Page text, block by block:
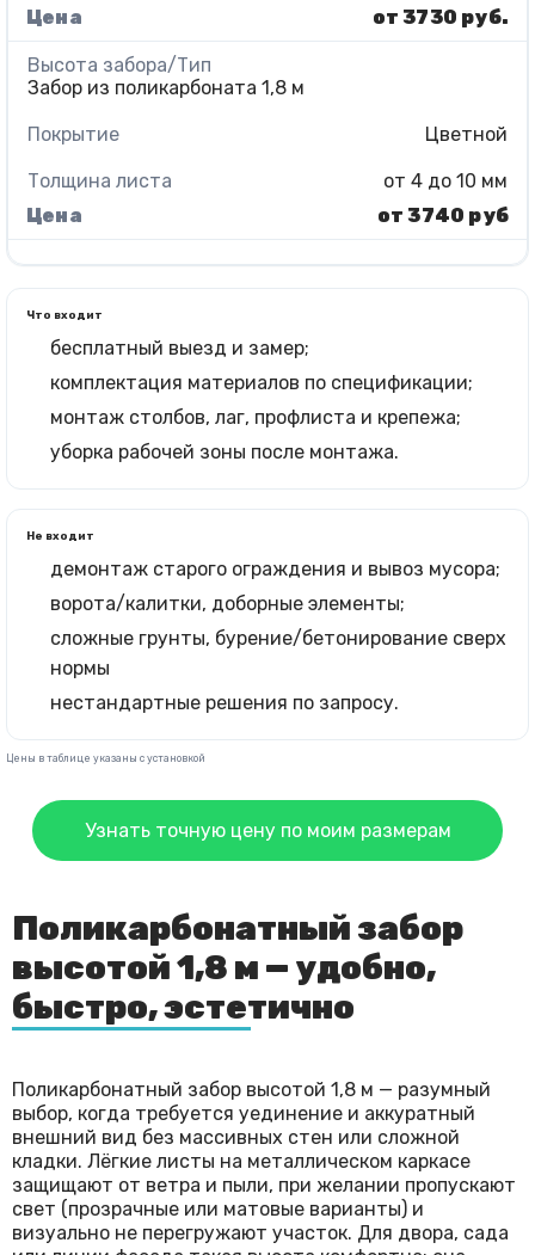
от 3730 руб.
Забор из поликарбоната 1,8 м
Цветной
от 4 до 10 мм
от 3740 руб
Что входит
бесплатный выезд и замер;
комплектация материалов по спецификации;
монтаж столбов, лаг, профлиста и крепежа;
уборка рабочей зоны после монтажа.
Не входит
демонтаж старого ограждения и вывоз мусора;
ворота/калитки, доборные элементы;
сложные грунты, бурение/бетонирование сверх
нормы
нестандартные решения по запросу.
Цены в таблице указаны с установкой
Узнать точную цену по моим размерам
Поликарбонатный забор
высотой 1,8 м — удобно,
быстро, эстетично
Поликарбонатный забор высотой 1,8 м — разумный
выбор, когда требуется уединение и аккуратный
внешний вид без массивных стен или сложной
кладки. Лёгкие листы на металлическом каркасе
защищают от ветра и пыли, при желании пропускают
свет (прозрачные или матовые варианты) и
визуально не перегружают участок. Для двора, сада